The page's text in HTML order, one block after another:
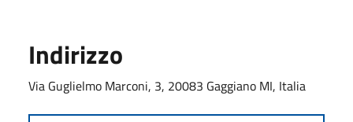
Indirizzo
Via Guglielmo Marconi, 3, 20083 Gaggiano MI, Italia